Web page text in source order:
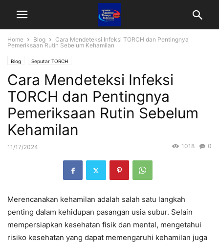
Home Blog
Cara Mendeteksi Infeksi TORCH dan Pentingnya
Pemeriksaan Rutin Sebelum Kehamilan
Blog Seputar TORCH
Cara Mendeteksi Infeksi
TORCH dan Pentingnya
Pemeriksaan Rutin Sebelum
Kehamilan
11/17/2024 0
1018
Merencanakan kehamilan adalah salah satu langkah
penting dalam kehidupan pasangan usia subur. Selain
mempersiapkan kesehatan fisik dan mental, mengetahui
risiko kesehatan yang dapat memengaruhi kehamilan juga